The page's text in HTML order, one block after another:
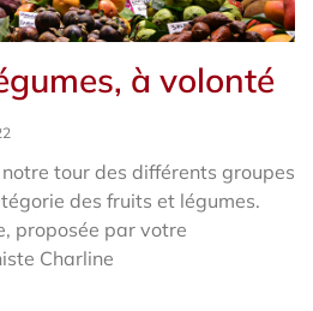
à volonté
tour des différents groupes
des fruits et légumes.
proposée par votre
Charline